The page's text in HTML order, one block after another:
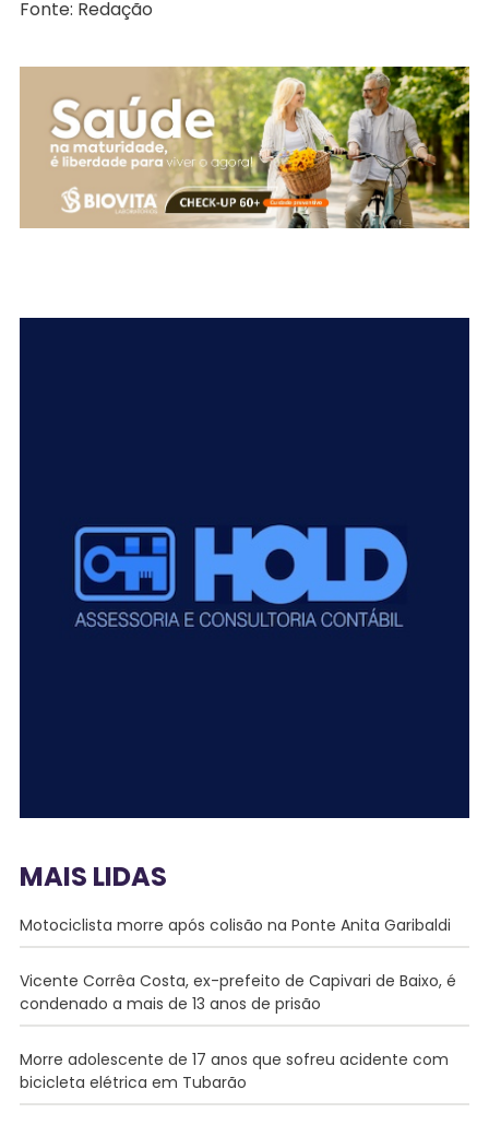
Fonte: Redação
MAIS LIDAS
Motociclista morre após colisão na Ponte Anita Garibaldi
Vicente Corrêa Costa, ex-prefeito de Capivari de Baixo, é
condenado a mais de 13 anos de prisão
Morre adolescente de 17 anos que sofreu acidente com
bicicleta elétrica em Tubarão